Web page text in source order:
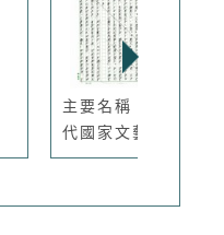
主要名稱：「五十年
代國家文藝...